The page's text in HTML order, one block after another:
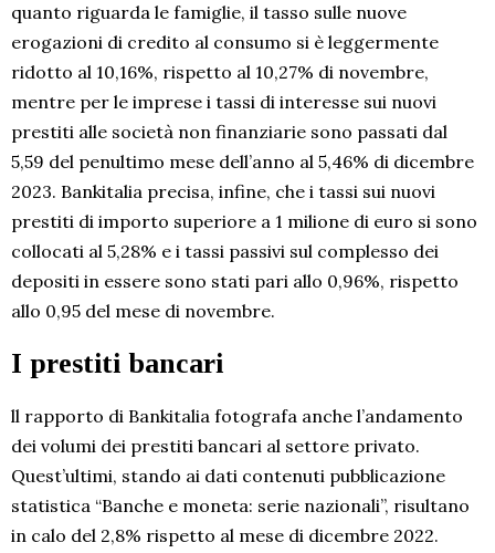
quanto riguarda le famiglie, il tasso sulle nuove
erogazioni di credito al consumo si è leggermente
ridotto al 10,16%, rispetto al 10,27% di novembre,
mentre per le imprese i tassi di interesse sui nuovi
prestiti alle società non finanziarie sono passati dal
5,59 del penultimo mese dell’anno al 5,46% di dicembre
2023. Bankitalia precisa, infine, che i tassi sui nuovi
prestiti di importo superiore a 1 milione di euro si sono
collocati al 5,28% e i tassi passivi sul complesso dei
depositi in essere sono stati pari allo 0,96%, rispetto
allo 0,95 del mese di novembre.
I prestiti bancari
ll rapporto di Bankitalia fotografa anche l’andamento
dei volumi dei prestiti bancari al settore privato.
Quest’ultimi, stando ai dati contenuti pubblicazione
statistica “Banche e moneta: serie nazionali”, risultano
in calo del 2,8% rispetto al mese di dicembre 2022.